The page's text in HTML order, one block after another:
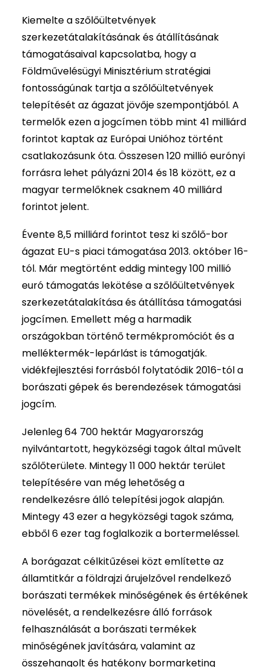
Kiemelte a szőlőültetvények
szerkezetátalakításának és átállításának
támogatásaival kapcsolatba, hogy a
Földművelésügyi Minisztérium stratégiai
fontosságúnak tartja a szőlőültetvények
telepítését az ágazat jövője szempontjából. A
termelők ezen a jogcímen több mint 41 milliárd
forintot kaptak az Európai Unióhoz történt
csatlakozásunk óta. Összesen 120 millió eurónyi
forrásra lehet pályázni 2014 és 18 között, ez a
magyar termelőknek csaknem 40 milliárd
forintot jelent.
Évente 8,5 milliárd forintot tesz ki szőlő-bor
ágazat EU-s piaci támogatása 2013. október 16-
tól. Már megtörtént eddig mintegy 100 millió
euró támogatás lekötése a szőlőültetvények
szerkezetátalakítása és átállítása támogatási
jogcímen. Emellett még a harmadik
országokban történő termékpromóciót és a
melléktermék-lepárlást is támogatják.
vidékfejlesztési forrásból folytatódik 2016-tól a
borászati gépek és berendezések támogatási
jogcím.
Jelenleg 64 700 hektár Magyarország
nyilvántartott, hegyközségi tagok által művelt
szőlőterülete. Mintegy 11 000 hektár terület
telepítésére van még lehetőség a
rendelkezésre álló telepítési jogok alapján.
Mintegy 43 ezer a hegyközségi tagok száma,
ebből 6 ezer tag foglalkozik a bortermeléssel.
A borágazat célkitűzései közt említette az
államtitkár a földrajzi árujelzővel rendelkező
borászati termékek minőségének és értékének
növelését, a rendelkezésre álló források
felhasználását a borászati termékek
minőségének javítására, valamint az
összehangolt és hatékony bormarketing